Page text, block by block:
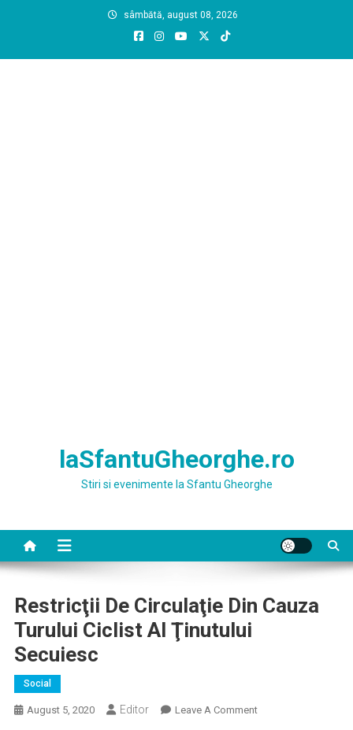
sâmbătă, august 08, 2026
laSfantuGheorghe.ro
Stiri si evenimente la Sfantu Gheorghe
Restricţii De Circulaţie Din Cauza
Turului Ciclist Al Ţinutului
Secuiesc
Social
August 5, 2020 Editor Leave A CommentOn